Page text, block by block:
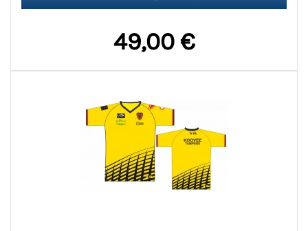
49,00 €